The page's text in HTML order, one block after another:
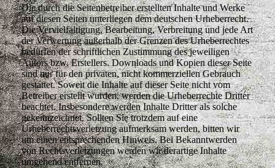
Die durch die Seitenbetreiber erstellten Inhalte und Werke
auf diesen Seiten unterliegen dem deutschen Urheberrecht.
Die Vervielfältigung, Bearbeitung, Verbreitung und jede Art
der Verwertung außerhalb der Grenzen des Urheberrechtes
bedürfen der schriftlichen Zustimmung des jeweiligen
Autors bzw. Erstellers. Downloads und Kopien dieser Seite
sind nur für den privaten, nicht kommerziellen Gebrauch
gestattet. Soweit die Inhalte auf dieser Seite nicht vom
Betreiber erstellt wurden, werden die Urheberrechte Dritter
beachtet. Insbesondere werden Inhalte Dritter als solche
gekennzeichnet. Sollten Sie trotzdem auf eine
Urheberrechtsverletzung aufmerksam werden, bitten wir
um einen entsprechenden Hinweis. Bei Bekanntwerden
von Rechtsverletzungen werden wir derartige Inhalte
umgehend entfernen.